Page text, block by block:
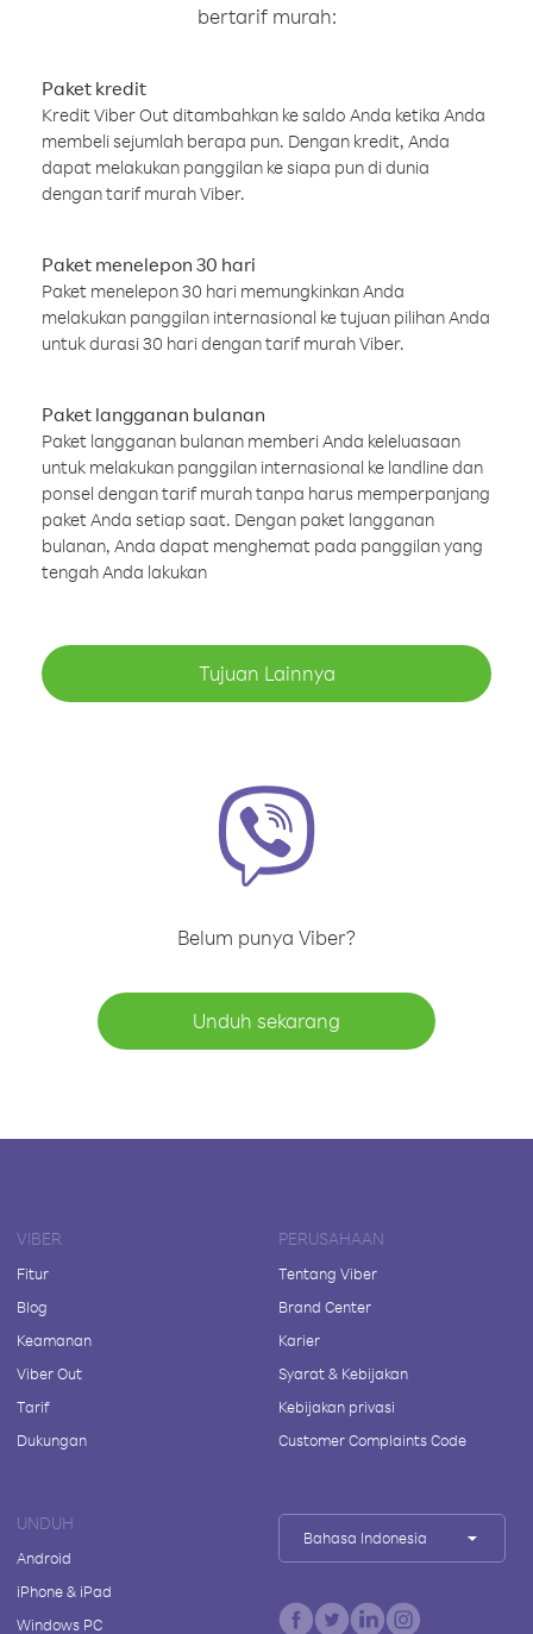
bertarif murah:
Paket kredit
Kredit Viber Out ditambahkan ke saldo Anda ketika Anda
membeli sejumlah berapa pun. Dengan kredit, Anda
dapat melakukan panggilan ke siapa pun di dunia
dengan tarif murah Viber.
Paket menelepon 30 hari
Paket menelepon 30 hari memungkinkan Anda
melakukan panggilan internasional ke tujuan pilihan Anda
untuk durasi 30 hari dengan tarif murah Viber.
Paket langganan bulanan
Paket langganan bulanan memberi Anda keleluasaan
untuk melakukan panggilan internasional ke landline dan
ponsel dengan tarif murah tanpa harus memperpanjang
paket Anda setiap saat. Dengan paket langganan
bulanan, Anda dapat menghemat pada panggilan yang
tengah Anda lakukan
Tujuan Lainnya
Belum punya Viber?
Unduh sekarang
VIBER
Fitur
Blog
Keamanan
Viber Out
Tarif
Dukungan
PERUSAHAAN
Tentang Viber
Brand Center
Karier
Syarat & Kebijakan
Kebijakan privasi
Customer Complaints Code
UNDUH
Android
iPhone & iPad
Windows PC
Bahasa Indonesia